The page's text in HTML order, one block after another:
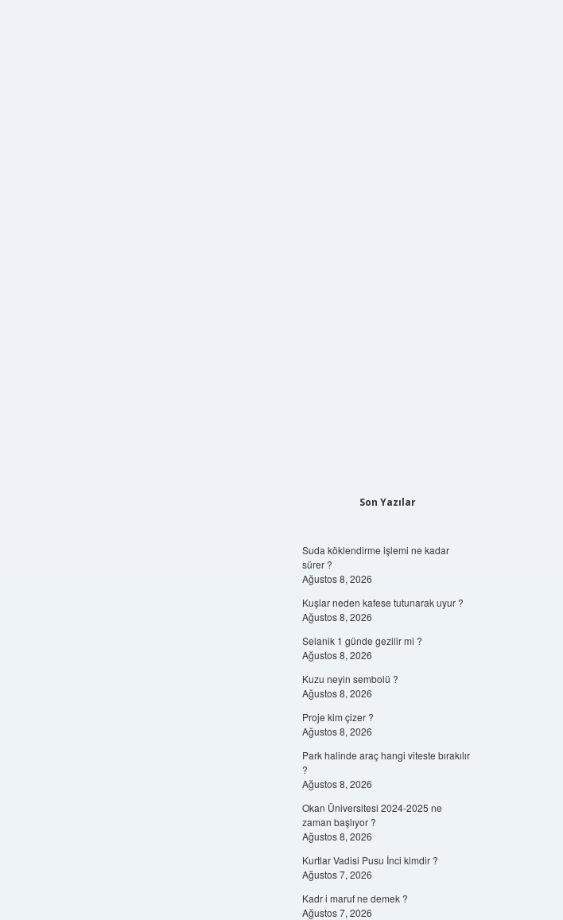
Son Yazılar
Suda köklendirme işlemi ne kadar
sürer ?
Ağustos 8, 2026
Kuşlar neden kafese tutunarak uyur ?
Ağustos 8, 2026
Selanik 1 günde gezilir mi ?
Ağustos 8, 2026
Kuzu neyin sembolü ?
Ağustos 8, 2026
Proje kim çizer ?
Ağustos 8, 2026
Park halinde araç hangi viteste bırakılır
?
Ağustos 8, 2026
Okan Üniversitesi 2024-2025 ne
zaman başlıyor ?
Ağustos 8, 2026
Kurtlar Vadisi Pusu İnci kimdir ?
Ağustos 7, 2026
Kadr i maruf ne demek ?
Ağustos 7, 2026